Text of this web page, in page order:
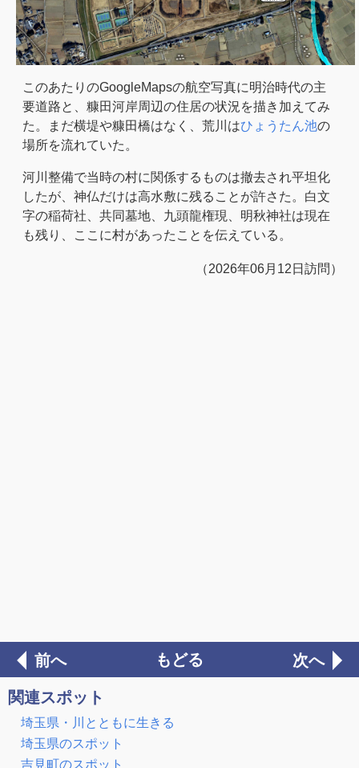
このあたりのGoogleMapsの航空写真に明治時代の主
要道路と、糠田河岸周辺の住居の状況を描き加えてみ
た。まだ横堤や糠田橋はなく、荒川はひょうたん池の
場所を流れていた。
河川整備で当時の村に関係するものは撤去され平坦化
したが、神仏だけは高水敷に残ることが許さた。白文
字の稲荷社、共同墓地、九頭龍権現、明秋神社は現在
も残り、ここに村があったことを伝えている。
（2026年06月12日訪問）
前へ もどる 次へ
関連スポット
埼玉県・川とともに生きる
埼玉県のスポット
吉見町のスポット